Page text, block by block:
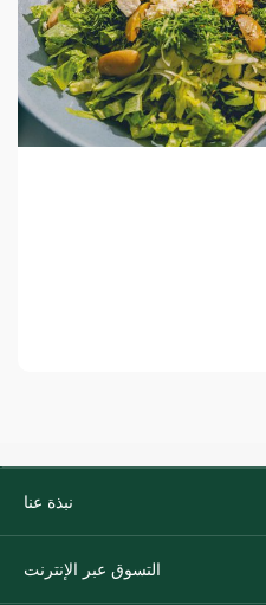
نبذة عنا
التسوق عبر الإنترنت